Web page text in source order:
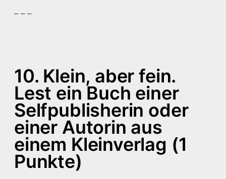
– – –
10. Klein, aber fein.
Lest ein Buch einer
Selfpublisherin oder
einer Autorin aus
einem Kleinverlag (1
Punkte)